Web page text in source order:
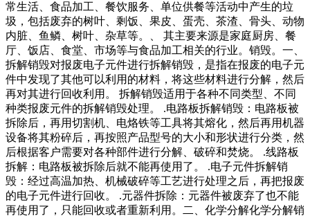
常生活、食品加工、餐饮服务、单位供餐等活动中产生的垃
圾，包括废弃的树叶、剩饭、果皮、蛋壳、茶渣、骨头、动物
内脏、鱼鳞、树叶、杂草等。、 其主要来源是家庭厨房、餐
厅、饭店、食堂、市场等与食品加工相关的行业。销毁。一、
拆解销毁对报废电子元件进行拆解销毁，是指在报废的电子元
件中发现了其他可以利用的材料，将这些材料进行分解，然后
再对其进行回收利用。 拆解销毁适用于各种不同类型、不同
种类报废元件的拆解销毁处理。 .电路板拆解销毁：电路板被
拆除后，再用切割机、电烙铁等工具将其熔化，然后再用机器
设备将其粉碎后，再按照产品型号的大小和形状进行分类，然
后根据客户需要对各种部件进行分解、破碎和焚烧。 .线路板
拆解：电路板被拆除后就不能再使用了。 .电子元件拆解销
毁：经过高温加热、机械破碎等工艺进行处理之后，再把报废
的电子元件进行回收。 .元器件拆除：元器件被废弃了也不能
再使用了，只能回收或者重新利用。二、化学分解化学分解销